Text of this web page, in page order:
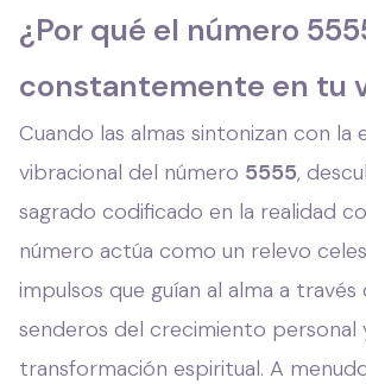
¿Por qué el número
constantemente en tu
Cuando las almas sintonizan con la
vibracional del número 5555,
sagrado codificado en la realidad
número actúa como un relevo
impulsos que guían al alma a través
senderos del crecimiento personal
transformación espiritual. A